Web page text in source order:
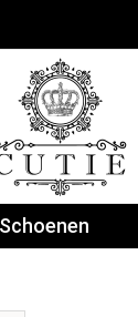
Schoenen